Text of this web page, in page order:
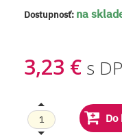
Dostupnosť: na
3,23 € s
Do